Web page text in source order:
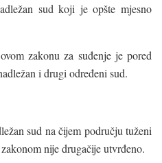
sud koji je opšte mjesno
zakonu za suđenje je pored
i drugi određeni sud.
sud na čijem području tuženi
nije drugačije utvrđeno.